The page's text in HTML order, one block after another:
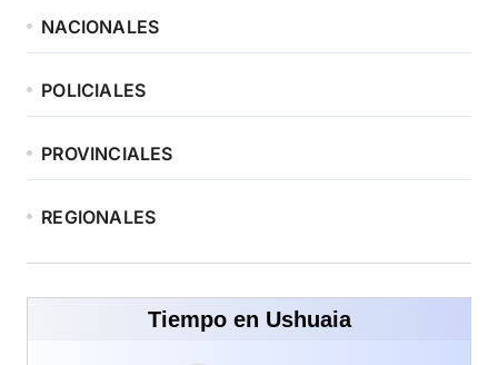
NACIONALES
POLICIALES
PROVINCIALES
REGIONALES
Tiempo en Ushuaia